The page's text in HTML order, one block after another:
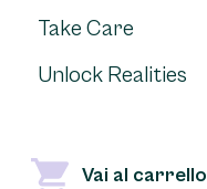
Take Care
Unlock Realities
Vai al carrello